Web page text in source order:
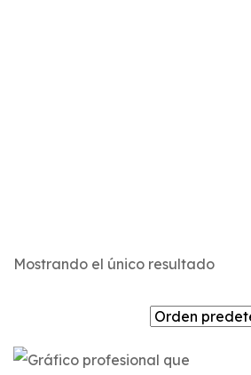
Mostrando el único resultado